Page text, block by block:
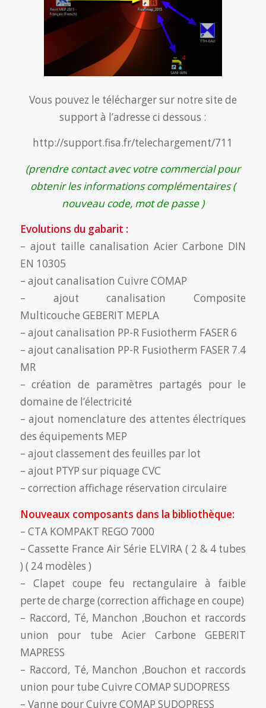
Vous pouvez le télécharger sur notre site de
support à l’adresse ci dessous :
http://support.fisa.fr/telechargement/711
(prendre contact avec votre commercial pour
obtenir les informations complémentaires (
nouveau code, mot de passe )
Evolutions du gabarit :
– ajout taille canalisation Acier Carbone DIN
EN 10305
– ajout canalisation Cuivre COMAP
– ajout canalisation Composite
Multicouche GEBERIT MEPLA
– ajout canalisation PP-R Fusiotherm FASER 6
– ajout canalisation PP-R Fusiotherm FASER 7.4
MR
– création de paramètres partagés pour le
domaine de l’électricité
– ajout nomenclature des attentes électriques
des équipements MEP
– ajout classement des feuilles par lot
– ajout PTYP sur piquage CVC
– correction affichage réservation circulaire
Nouveaux composants dans la bibliothèque:
– CTA KOMPAKT REGO 7000
– Cassette France Air Série ELVIRA ( 2 & 4 tubes
) ( 24 modèles )
– Clapet coupe feu rectangulaire à faible
perte de charge (correction affichage en coupe)
– Raccord, Té, Manchon ,Bouchon et raccords
union pour tube Acier Carbone GEBERIT
MAPRESS
– Raccord, Té, Manchon ,Bouchon et raccords
union pour tube Cuivre COMAP SUDOPRESS
– Vanne pour Cuivre COMAP SUDOPRESS